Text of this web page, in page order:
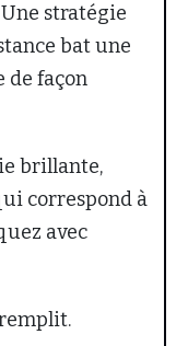
stratégie
bat une
de façon
brillante,
correspond à
avec
remplit.